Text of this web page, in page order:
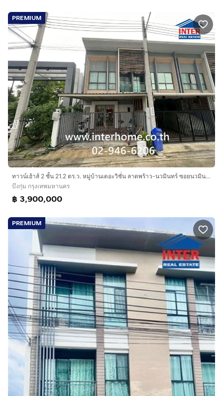
PREMIUM
ทาวน์เฮ้าส์ 2 ชั้น 21.2 ตร.ว. หมู่บ้านเดอะวิชั่น ลาดพร้าว-นวมินทร์ ซอยนวมินทร์85 ถนนนวมินทร์ เขตบึงกุ่ม กรุงเทพมหานคร
บึงกุ่ม กรุงเทพมหานคร
฿ 3,900,000
PREMIUM